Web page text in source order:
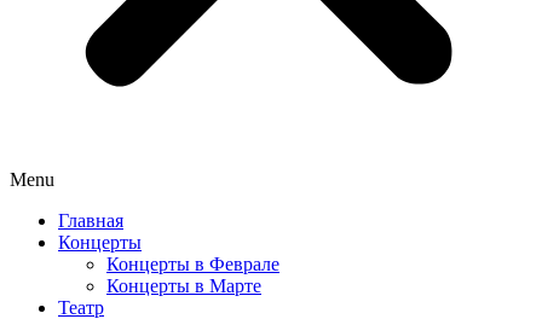
Menu
Главная
Концерты
Концерты в Феврале
Концерты в Марте
Театр